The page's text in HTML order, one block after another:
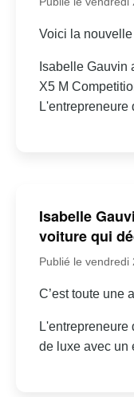
Voici la
Isabelle Gauvin
X5 M
L'entrepreneure
Isabelle
voiture qui
Publié le vendredi
C’est toute une
de luxe avec un